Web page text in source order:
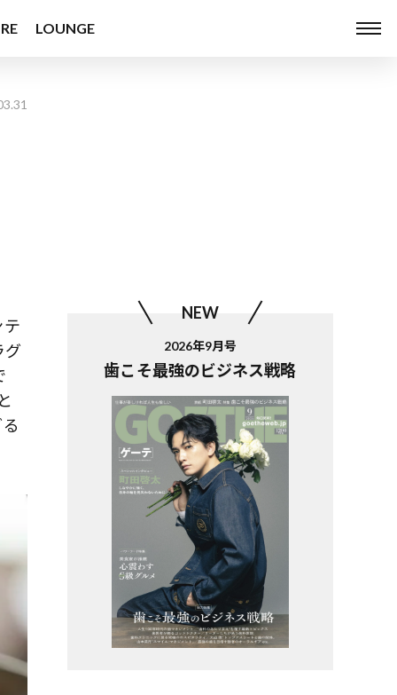
LOUNGE
テ
グ
NEW
2026年9月号
歯こそ最強のビジネス戦略